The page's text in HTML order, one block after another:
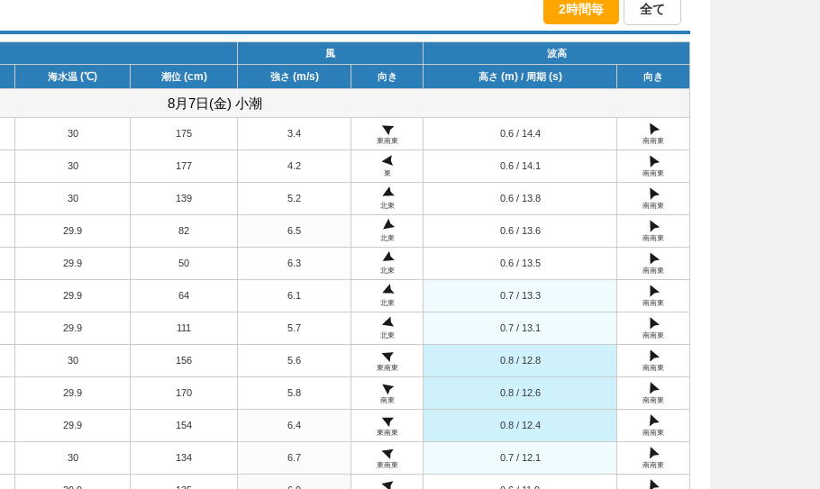
2時間毎 全て
風 波高
海水温 (℃) 潮位 (cm) 強さ (m/s) 向き 高さ (m)/ 周期 (s) 向き
8月7日(金) 小潮
30 175 3.4
東南東
0.6 / 14.4
南南東
30 177 4.2
東
0.6 / 14.1
南南東
30 139 5.2
北東
0.6 / 13.8
南南東
29.9 82 6.5
北東
0.6 / 13.6
南南東
29.9 50 6.3
北東
0.6 / 13.5
南南東
29.9 64 6.1
北東
0.7 / 13.3
南南東
29.9 111 5.7
北東
0.7 / 13.1
南南東
30 156 5.6
東南東
0.8 / 12.8
南南東
29.9 170 5.8
南東
0.8 / 12.6
南南東
29.9 154 6.4
東南東
0.8 / 12.4
南南東
30 134 6.7
東南東
0.7 / 12.1
南南東